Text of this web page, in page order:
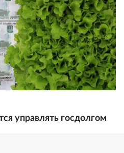
управлять госдолгом